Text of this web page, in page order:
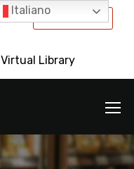
International
Virtual Library
Italiano